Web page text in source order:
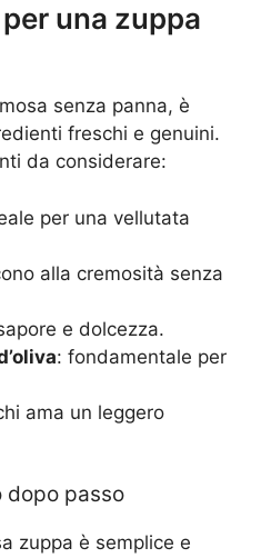
una zuppa
senza panna, è
freschi e genuini.
da considerare:
per una vellutata
alla cremosità senza
e dolcezza.
: fondamentale per
ama un leggero
dopo passo
zuppa è semplice e